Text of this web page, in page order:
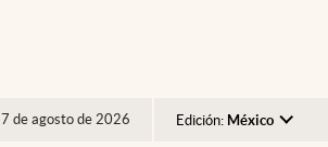
7 de agosto de 2026 Edición: México